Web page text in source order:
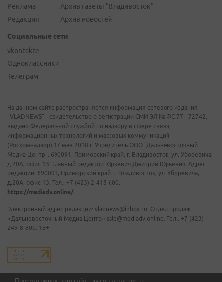
Просматривая наш сайт, вы соглашаетесь с
Реклама
Редакция
Архив газеты "Владивосток"
Архив новостей
Социальные сети
vkontakte
Одноклассники
Телеграм
На данном сайте распространяется информация сетевого издания
"VLADNEWS" - свидетельство о регистрации СМИ ЭЛ № ФС 77 - 72742,
выдано Федеральной службой по надзору в сфере связи,
информационных технологий и массовых коммуникаций
(Роскомнадзор) 17 мая 2018 г. Учредитель ООО "Дальневосточный
Медиа Центр". 690091, Приморский край, г. Владивосток, ул. Уборевича,
д.20А, офис 13. Главный редактор Юркевич Дмитрий Юрьевич. Адрес
редакции: 690091, Приморский край, г. Владивосток, ул. Уборевича,
д.20А, офис 13. Тел.: +7 (423) 2-415-600.
https://mediadv.online/
Электронный адрес редакции: vladnews@inbox.ru. Отдел продаж
«Дальневосточный Медиа Центр» sale@mediadv.online. Тел.: +7 (423)
249-8-800. 18+